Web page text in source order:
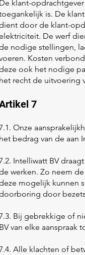
De klant-
is. De
door de klant-
De werf
nodige stellingen,
Kosten
ook het nodige
het recht de uitvoering
7
Onze
het bedrag van de aan
Intelliwatt BV
werken. Zo neem
mogelijk kunnen
door
Bij gebrekkige of
BV van elke aanspraak
Alle klachten of